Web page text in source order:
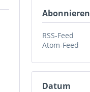
Abonnieren
RSS-Feed
Atom-Feed
Datum